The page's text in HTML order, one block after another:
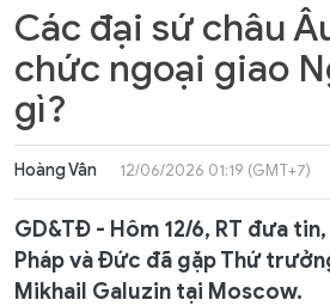
Các đại sứ châu
chức ngoại giao
gì?
Hoàng Vân 12/06/2026 01:19 (GMT+7)
GD&TĐ - Hôm 12/6, RT đưa
Pháp và Đức đã gặp Thứ
Mikhail Galuzin tại Moscow.